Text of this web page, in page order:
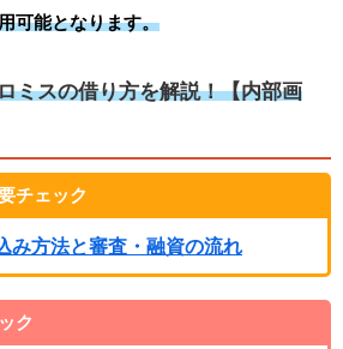
可能となります。
ミスの借り方を解説！【内部画
チェック
み方法と審査・融資の流れ
ク